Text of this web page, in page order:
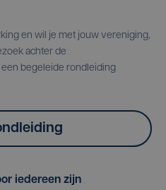
en wil je met jouw vereniging,
achter de
begeleide rondleiding
iedereen zijn